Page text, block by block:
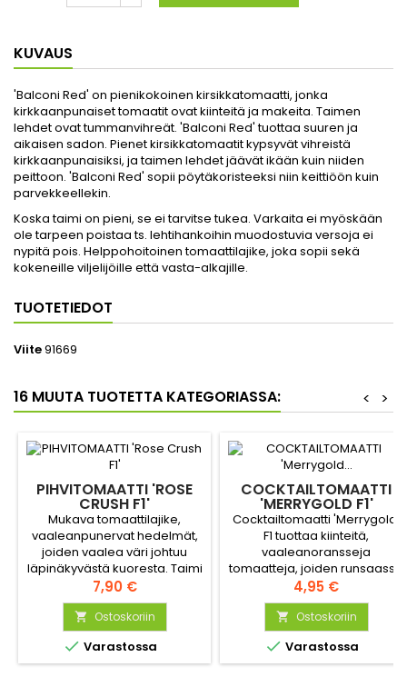
KUVAUS
'Balconi Red' on pienikokoinen kirsikkatomaatti, jonka
kirkkaanpunaiset tomaatit ovat kiinteitä ja makeita. Taimen
lehdet ovat tummanvihreät. 'Balconi Red' tuottaa suuren ja
aikaisen sadon. Pienet kirsikkatomaatit kypsyvät vihreistä
kirkkaanpunaisiksi, ja taimen lehdet jäävät ikään kuin niiden
peittoon. 'Balconi Red' sopii pöytäkoristeeksi niin keittiöön kuin
parvekkeellekin.
Koska taimi on pieni, se ei tarvitse tukea. Varkaita ei myöskään
ole tarpeen poistaa ts. lehtihankoihin muodostuvia versoja ei
nypitä pois. Helppohoitoinen tomaattilajike, joka sopii sekä
kokeneille viljelijöille että vasta-alkajille.
TUOTETIEDOT
Viite91669
16 MUUTA TUOTETTA KATEGORIASSA: >
<
PIHVITOMAATTI 'ROSE
CRUSH F1'
Mukava tomaattilajike,
vaaleanpunervat hedelmät,
joiden vaalea väri johtuu
läpinäkyvästä kuoresta. Taimi
tuottaa runsaasti
keskikokoisia
pihvitomaatteja. Hedelmät
ovat epäsäännöllisiä, hieman
poimuisia, ja kuori on sileä ja
kiiltävä.
Hinta
7,90 €
 Ostoskoriin
 Varastossa
COCKTAILTOMAATTI
'MERRYGOLD F1'
Cocktailtomaatti 'Merrygold'
F1 tuottaa kiinteitä,
vaaleanoransseja
tomaatteja, joiden runsaassa
maussa on aromaattisuutta
ja sopivasti hapokkuutta.
Oransseja tomaatteja voi
kerätä pitkän aikaa, sillä niitä
kypsyy jatkuvasti lisää
Hinta
4,95 €
 Ostoskoriin
 Varastossa